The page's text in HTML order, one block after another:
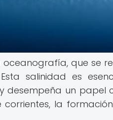
que se
salinidad es
desempeña un papel
la